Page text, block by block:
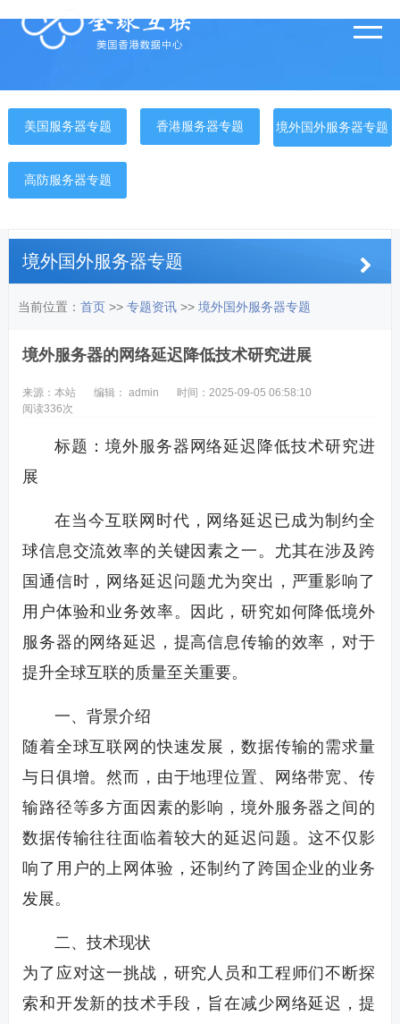
美国服务器专题 香港服务器专题 境外国外服务器专题
高防服务器专题
境外国外服务器专题
当前位置： 首页>> 专题资讯>> 境外国外服务器专题
境外服务器的网络延迟降低技术研究进展
来源：本站 编辑： admin
时间：2025-09-05 06:58:10
阅读336次
标题：境外服务器网络延迟降低技术研究进
展
在当今互联网时代，网络延迟已成为制约全
球信息交流效率的关键因素之一。尤其在涉及跨
国通信时，网络延迟问题尤为突出，严重影响了
用户体验和业务效率。因此，研究如何降低境外
服务器的网络延迟，提高信息传输的效率，对于
提升全球互联的质量至关重要。
一、背景介绍
随着全球互联网的快速发展，数据传输的需求量
与日俱增。然而，由于地理位置、网络带宽、传
输路径等多方面因素的影响，境外服务器之间的
数据传输往往面临着较大的延迟问题。这不仅影
响了用户的上网体验，还制约了跨国企业的业务
发展。
二、技术现状
为了应对这一挑战，研究人员和工程师们不断探
索和开发新的技术手段，旨在减少网络延迟，提